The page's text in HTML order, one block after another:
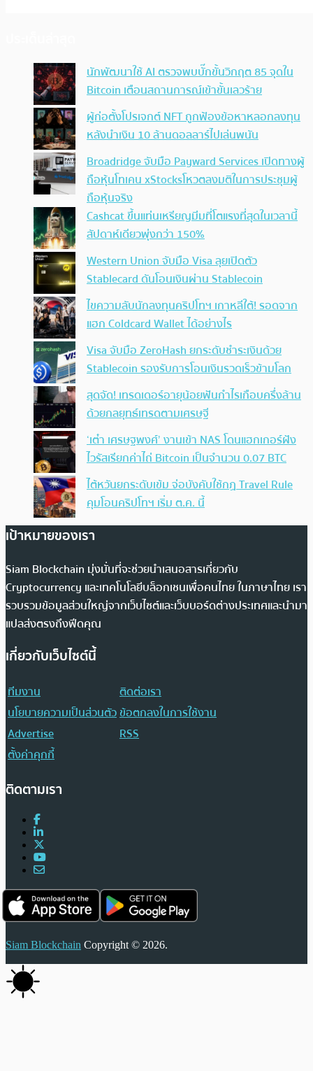
นักพัฒนาใช้ AI ตรวจพบบั๊กขั้นวิกฤต 85 จุดใน
Bitcoin เตือนสถานการณ์เข้าขั้นเลวร้าย
ผู้ก่อตั้งโปรเจกต์ NFT ถูกฟ้องข้อหาหลอกลงทุน
หลังนำเงิน 10 ล้านดอลลาร์ไปเล่นพนัน
Broadridge จับมือ Payward Services เปิดทางผู้
ถือหุ้นโทเคน xStocksโหวตลงมติในการประชุมผู้
ถือหุ้นจริง
Cashcat ขึ้นแท่นเหรียญมีมที่โตแรงที่สุดในเวลานี้
สัปดาห์เดียวพุ่งกว่า 150%
Western Union จับมือ Visa ลุยเปิดตัว
Stablecard ดันโอนเงินผ่าน Stablecoin
ไขความลับนักลงทุนคริปโทฯ เกาหลีใต้! รอดจาก
แฮก Coldcard Wallet ได้อย่างไร
Visa จับมือ ZeroHash ยกระดับชำระเงินด้วย
Stablecoin รองรับการโอนเงินรวดเร็วข้ามโลก
สุดจัด! เทรดเดอร์อายุน้อยฟันกำไรเกือบครึ่งล้าน
ด้วยกลยุทธ์เทรดตามเศรษฐี
‘เต๋า เศรษฐพงศ์’ งานเข้า NAS โดนแฮกเกอร์ฝัง
ไวรัสเรียกค่าไถ่ Bitcoin เป็นจำนวน 0.07 BTC
ไต้หวันยกระดับเข้ม จ่อบังคับใช้กฏ Travel Rule
คุมโอนคริปโทฯ เริ่ม ต.ค. นี้
เป้าหมายของเรา
Siam Blockchain มุ่งมั่นที่จะช่วยนำเสนอสารเกี่ยวกับ
Cryptocurrency และเทคโนโลยีบล็อกเชนเพื่อคนไทย ในภาษาไทย เรา
รวบรวมข้อมูลส่วนใหญ่จากเว็บไซต์และเว็บบอร์ดต่างประเทศและนำมา
แปลส่งตรงถึงฟีดคุณ
เกี่ยวกับเว็บไซต์นี้
ทีมงาน
ติดต่อเรา
นโยบายความเป็นส่วนตัวข้อตกลงในการใช้งาน
Advertise
RSS
ตั้งค่าคุกกี้
ติดตามเรา
Siam Blockchain Copyright © 2026.